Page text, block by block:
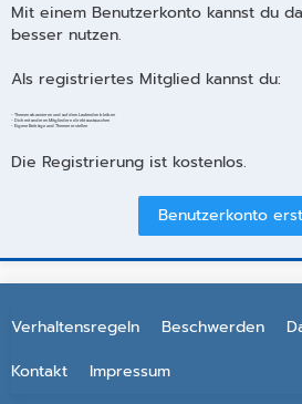
Mit einem Benutzerkonto kannst du
besser nutzen.
Als registriertes Mitglied kannst du:
- Themen abonnieren und auf dem Laufenden bleiben
- Dich mit anderen Mitgliedern direkt austauschen
- Eigene Beiträge und Themen erstellen
Die Registrierung ist kostenlos.
Benutzerkonto
Verhaltensregeln Beschwerden
Kontakt
Impressum